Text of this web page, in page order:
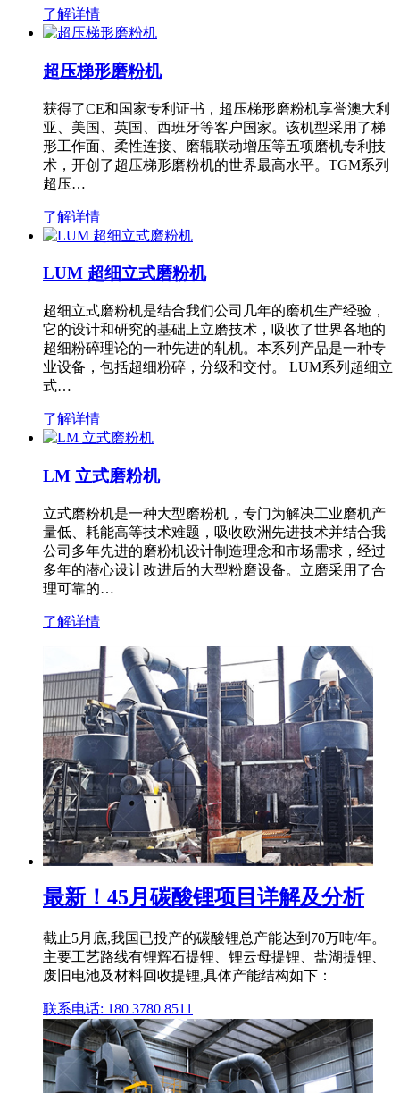
了解详情
超压梯形磨粉机
获得了CE和国家专利证书，超压梯形磨粉机享誉澳大利
亚、美国、英国、西班牙等客户国家。该机型采用了梯
形工作面、柔性连接、磨辊联动增压等五项磨机专利技
术，开创了超压梯形磨粉机的世界最高水平。TGM系列
超压…
了解详情
LUM 超细立式磨粉机
超细立式磨粉机是结合我们公司几年的磨机生产经验，
它的设计和研究的基础上立磨技术，吸收了世界各地的
超细粉碎理论的一种先进的轧机。本系列产品是一种专
业设备，包括超细粉碎，分级和交付。 LUM系列超细立
式…
了解详情
LM 立式磨粉机
立式磨粉机是一种大型磨粉机，专门为解决工业磨机产
量低、耗能高等技术难题，吸收欧洲先进技术并结合我
公司多年先进的磨粉机设计制造理念和市场需求，经过
多年的潜心设计改进后的大型粉磨设备。立磨采用了合
理可靠的…
了解详情
最新！45月碳酸锂项目详解及分析
截止5月底,我国已投产的碳酸锂总产能达到70万吨/年。
主要工艺路线有锂辉石提锂、锂云母提锂、盐湖提锂、
废旧电池及材料回收提锂,具体产能结构如下：
联系电话: 180 3780 8511